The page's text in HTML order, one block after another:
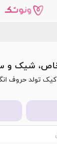
کیک تولد حروف